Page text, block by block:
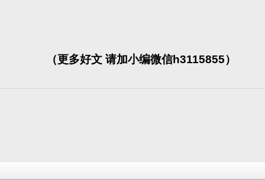
（更多好文 请加小编微信h3115855）